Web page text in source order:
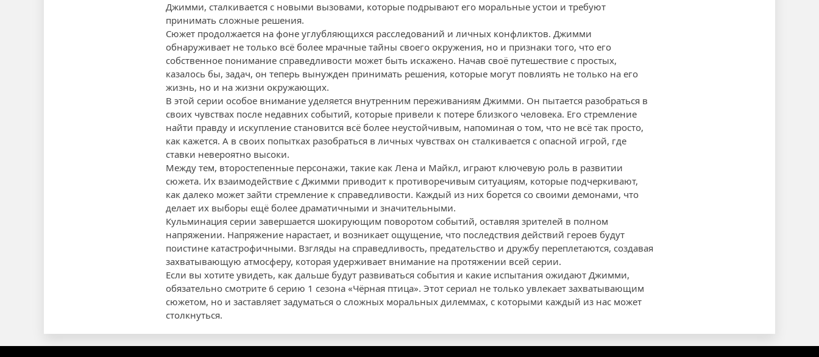
Джимми, сталкивается с новыми вызовами, которые подрывают его моральные устои и требуют
принимать сложные решения.
Сюжет продолжается на фоне углубляющихся расследований и личных конфликтов. Джимми
обнаруживает не только всё более мрачные тайны своего окружения, но и признаки того, что его
собственное понимание справедливости может быть искажено. Начав своё путешествие с простых,
казалось бы, задач, он теперь вынужден принимать решения, которые могут повлиять не только на его
жизнь, но и на жизни окружающих.
В этой серии особое внимание уделяется внутренним переживаниям Джимми. Он пытается разобраться в
своих чувствах после недавних событий, которые привели к потере близкого человека. Его стремление
найти правду и искупление становится всё более неустойчивым, напоминая о том, что не всё так просто,
как кажется. А в своих попытках разобраться в личных чувствах он сталкивается с опасной игрой, где
ставки невероятно высоки.
Между тем, второстепенные персонажи, такие как Лена и Майкл, играют ключевую роль в развитии
сюжета. Их взаимодействие с Джимми приводит к противоречивым ситуациям, которые подчеркивают,
как далеко может зайти стремление к справедливости. Каждый из них борется со своими демонами, что
делает их выборы ещё более драматичными и значительными.
Кульминация серии завершается шокирующим поворотом событий, оставляя зрителей в полном
напряжении. Напряжение нарастает, и возникает ощущение, что последствия действий героев будут
поистине катастрофичными. Взгляды на справедливость, предательство и дружбу переплетаются, создавая
захватывающую атмосферу, которая удерживает внимание на протяжении всей серии.
Если вы хотите увидеть, как дальше будут развиваться события и какие испытания ожидают Джимми,
обязательно смотрите 6 серию 1 сезона «Чёрная птица». Этот сериал не только увлекает захватывающим
сюжетом, но и заставляет задуматься о сложных моральных дилеммах, с которыми каждый из нас может
столкнуться.